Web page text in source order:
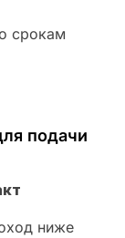
срокам
подачи
ниже